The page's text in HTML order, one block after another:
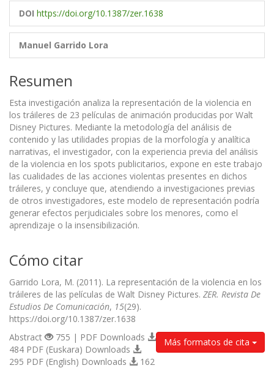
DOI https://doi.org/10.1387/zer.1638
Manuel Garrido Lora
Resumen
Esta investigación analiza la representación de la violencia en
los tráileres de 23 películas de animación producidas por Walt
Disney Pictures. Mediante la metodología del análisis de
contenido y las utilidades propias de la morfología y analítica
narrativas, el investigador, con la experiencia previa del análisis
de la violencia en los spots publicitarios, expone en este trabajo
las cualidades de las acciones violentas presentes en dichos
tráileres, y concluye que, atendiendo a investigaciones previas
de otros investigadores, este modelo de representación podría
generar efectos perjudiciales sobre los menores, como el
aprendizaje o la insensibilización.
Cómo citar
Garrido Lora, M. (2011). La representación de la violencia en los
tráileres de las películas de Walt Disney Pictures. ZER. Revista De
Estudios De Comunicación, 15(29).
https://doi.org/10.1387/zer.1638
Más formatos de cita
Abstract
755 | PDF Downloads
484 PDF (Euskara) Downloads
295 PDF (English) Downloads
162